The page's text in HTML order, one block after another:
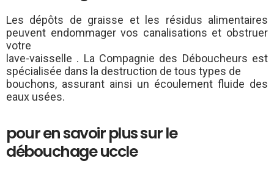
Les dépôts de graisse et les résidus alimentaires
peuvent endommager vos canalisations et obstruer
votre
lave-vaisselle . La Compagnie des Déboucheurs est
spécialisée dans la destruction de tous types de
bouchons, assurant ainsi un écoulement fluide des
eaux usées.
pour en savoir plus sur le
débouchage uccle